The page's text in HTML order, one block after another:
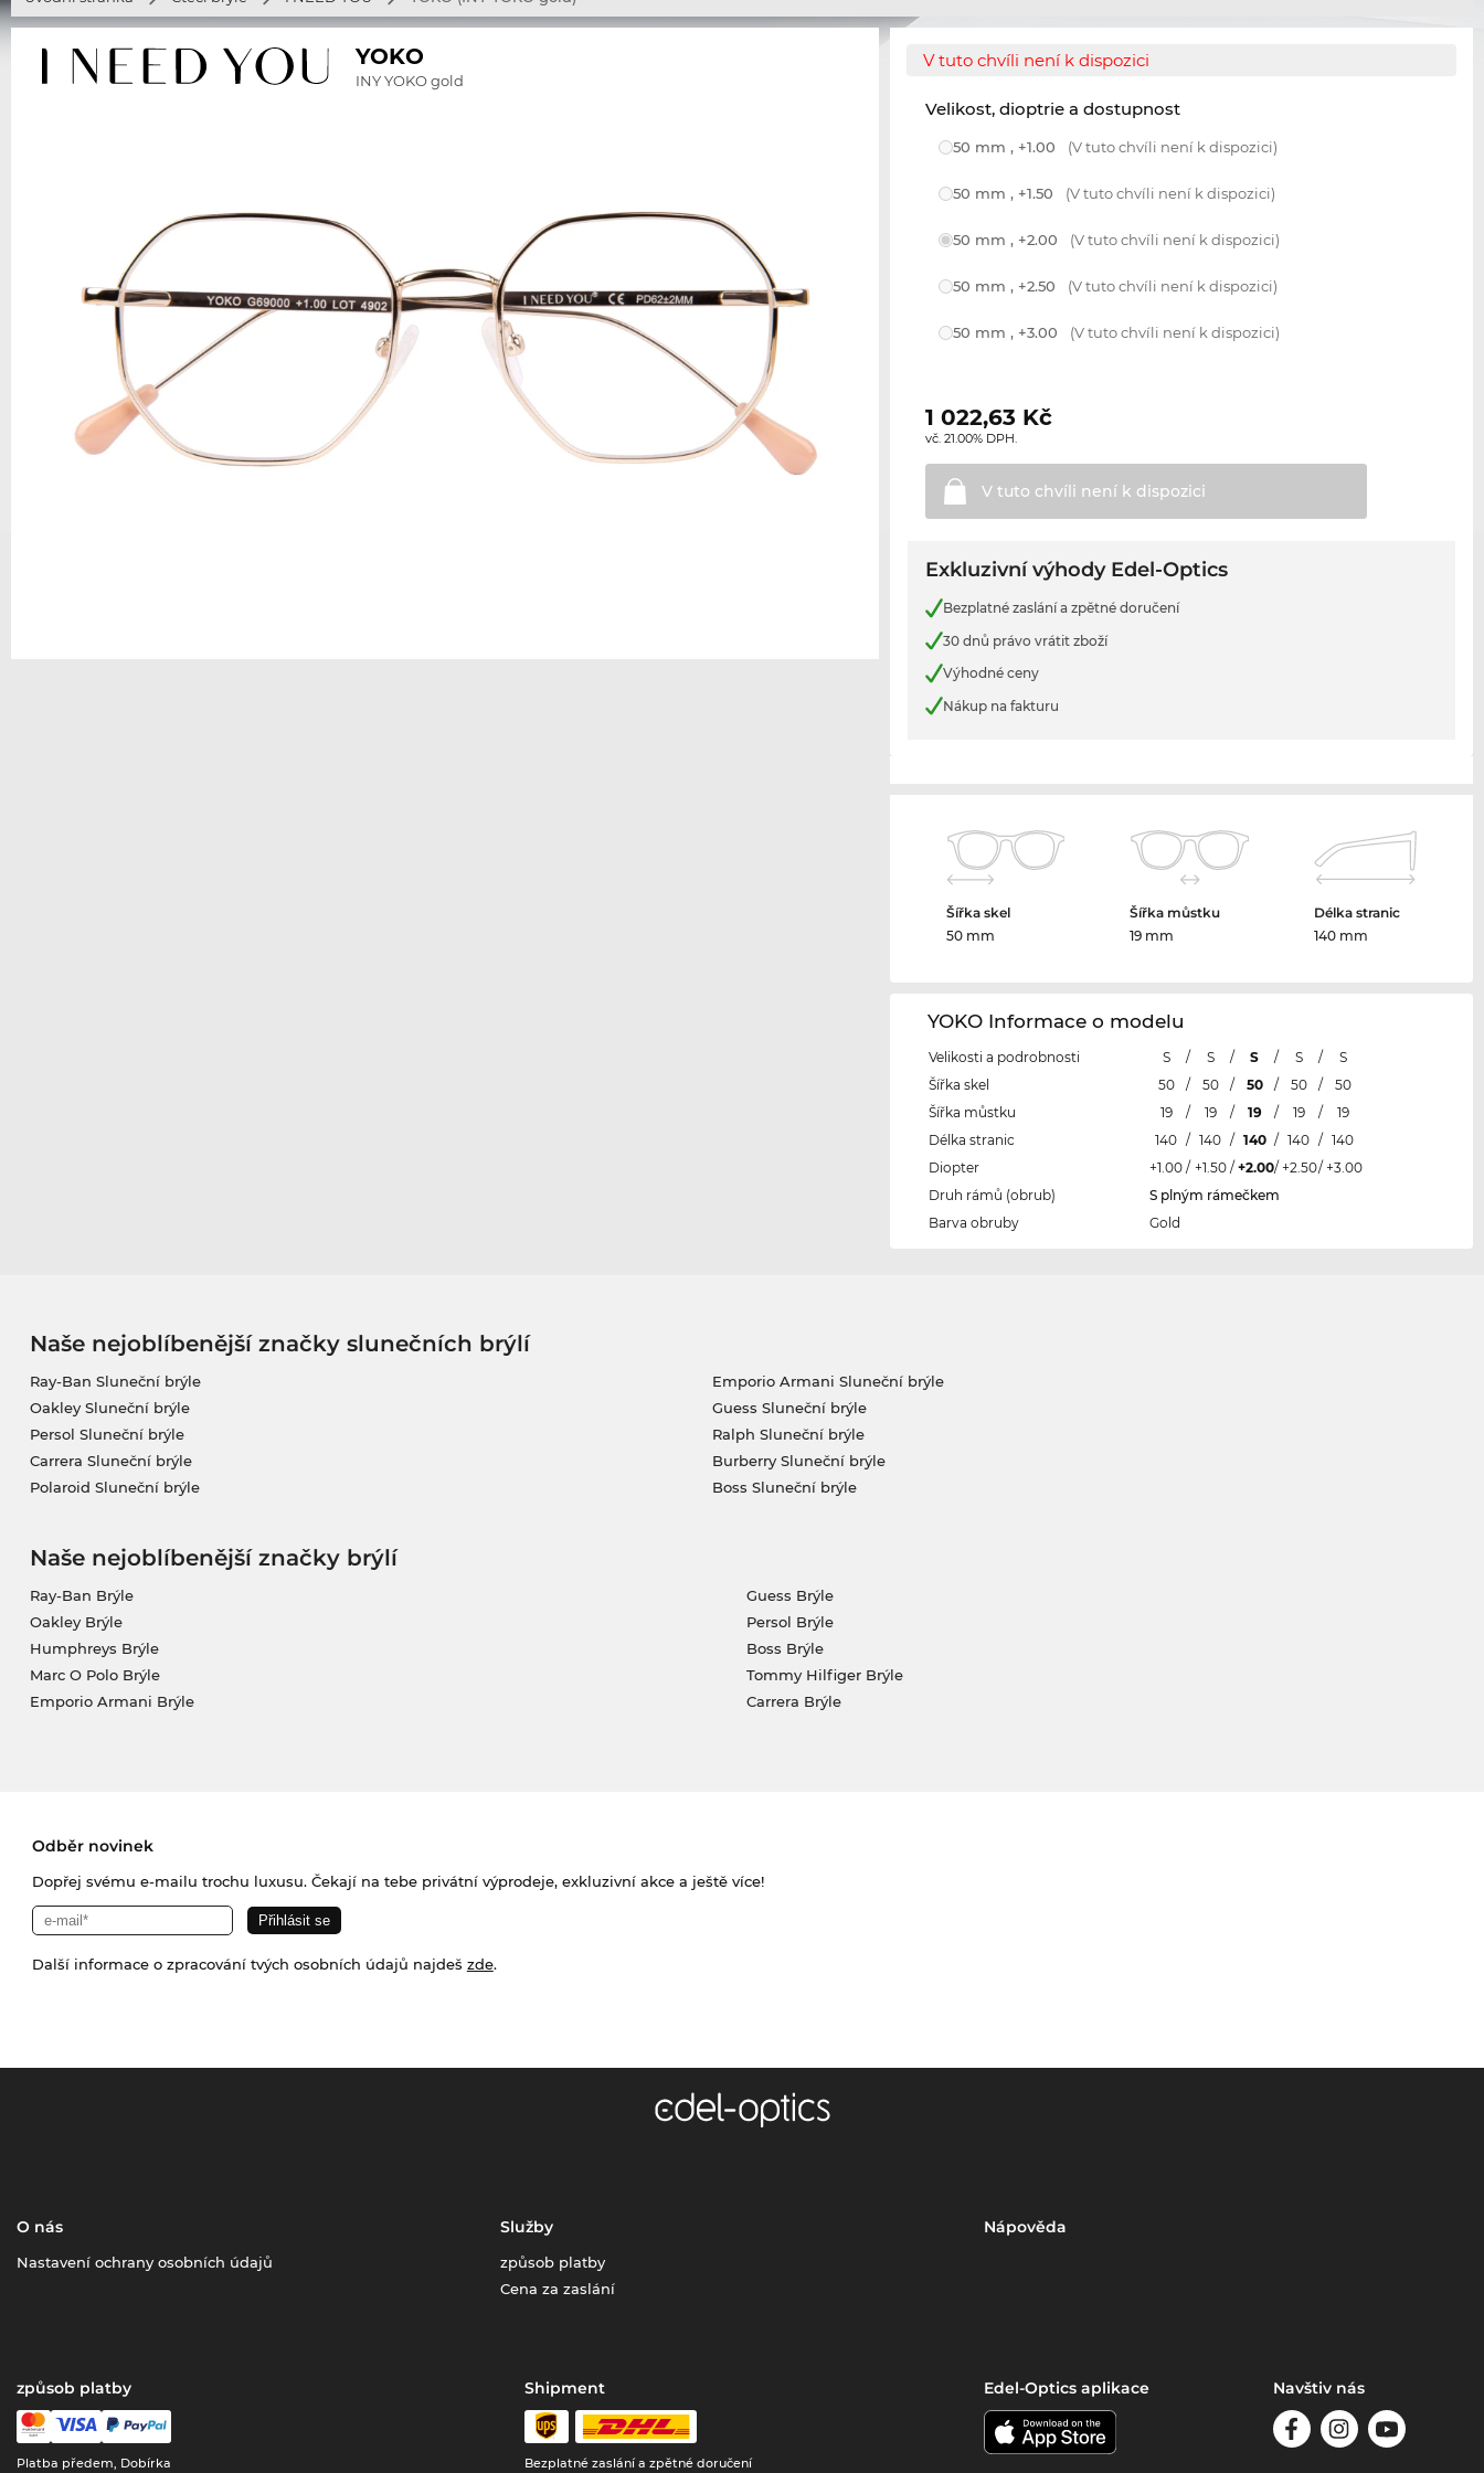
YOKO
INY YOKO gold
V tuto chvíli není k dispozici
Velikost, dioptrie a dostupnost
50 mm , +1.00 (V tuto chvíli není k dispozici)
50 mm , +1.50 (V tuto chvíli není k dispozici)
50 mm , +2.00 (V tuto chvíli není k dispozici)
50 mm , +2.50 (V tuto chvíli není k dispozici)
50 mm , +3.00 (V tuto chvíli není k dispozici)
1 022,63 Kč
vč. 21.00% DPH.
V tuto chvíli není k dispozici
Exkluzivní výhody Edel-Optics
Bezplatné zaslání a zpětné doručení
30 dnů právo vrátit zboží
Výhodné ceny
Nákup na fakturu
Šířka skel
50 mm
Šířka můstku
19 mm
Délka stranic
140 mm
YOKO Informace o modelu
Velikosti a podrobnosti S / S / S / S /
S
Šířka skel
50 / 50 / 50 / 50 /
50
Šířka můstku
19 / 19 / 19 / 19 /
19
Délka stranic
140 / 140 / 140 / 140 / 140
Diopter
+1.00 / +1.50 / +2.00/ +2.50/ +3.00
Druh rámů (obrub)
S plným rámečkem
Barva obruby
Gold
Naše nejoblíbenější značky slunečních brýlí
Ray-Ban Sluneční brýle
Oakley Sluneční brýle
Persol Sluneční brýle
Carrera Sluneční brýle
Polaroid Sluneční brýle
Emporio Armani Sluneční brýle
Guess Sluneční brýle
Ralph Sluneční brýle
Burberry Sluneční brýle
Boss Sluneční brýle
Naše nejoblíbenější značky brýlí
Ray-Ban Brýle
Oakley Brýle
Humphreys Brýle
Marc O Polo Brýle
Emporio Armani Brýle
Guess Brýle
Persol Brýle
Boss Brýle
Tommy Hilfiger Brýle
Carrera Brýle
Odběr novinek
Dopřej svému e-mailu trochu luxusu. Čekají na tebe privátní výprodeje, exkluzivní akce a ještě více!
Další informace o zpracování tvých osobních údajů najdeš zde.
O nás
Nastavení ochrany osobních údajů
Služby
způsob platby
Cena za zaslání
Nápověda
způsob platby
Platba předem, Dobírka
Shipment
Bezplatné zaslání a zpětné doručení
Edel-Optics aplikace Navštiv nás